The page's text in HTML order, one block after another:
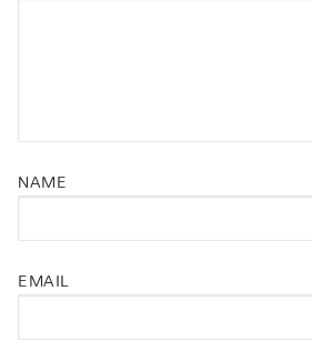
NAME
EMAIL